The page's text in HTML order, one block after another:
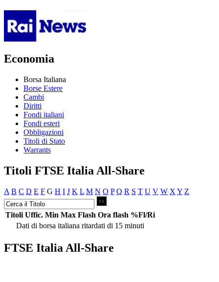
Economia
Borsa Italiana
Borse Estere
Cambi
Diritti
Fondi italiani
Fondi esteri
Obbligazioni
Titoli di Stato
Warrants
Titoli FTSE Italia All-Share
A B C D E F G H I J K L M N O P Q R S T U V W X Y Z
Titoli Uffic. Min Max Flash Ora flash %Fl/Ri
Dati di borsa italiana ritardati di 15 minuti
FTSE Italia All-Share